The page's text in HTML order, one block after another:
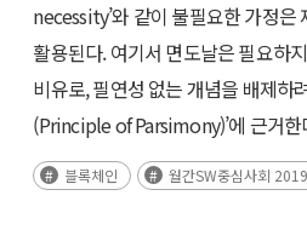
necessity’와 같이 불필요한 가정은
활용된다. 여기서 면도날은 필요하
비유로, 필연성 없는 개념을 배제하
(Principle of Parsimony)’에 근거
블록체인 월간SW중심사회